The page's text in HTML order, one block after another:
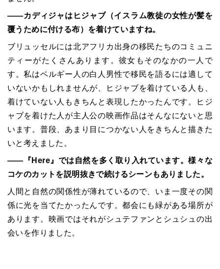
――カディジャはヒジャブ（イスラム教徒の女性が髪を
覆うために付ける布）を着けていますね。
ブリュッセルには北アフリカ出身の移民たちのコミュニ
ティーがたくさんあります。彼女もそのなかの一人で
す。私はベルギー人の白人男性で移民を語るには適して
いないかもしれませんが、ヒジャブを着けている人も、
着けていない人もきちんと表現したかったんです。ヒジ
ャブを着けた人が主人公の映画作品はそんなにないと思
います。普段、あまり目につかない人をきちんと描きた
いと考えました。
――『Here』では自然を多く取り入れています。様々な
コケのカットを説明抜きで続けるシーンもありました。
人間と自然の関係性が薄れているので、いま一度その関
係に光を当てたかったんです。都会にも緑がある場所が
あります。映画ではそれがシュテファンとシュシュの出
会いを作りました。